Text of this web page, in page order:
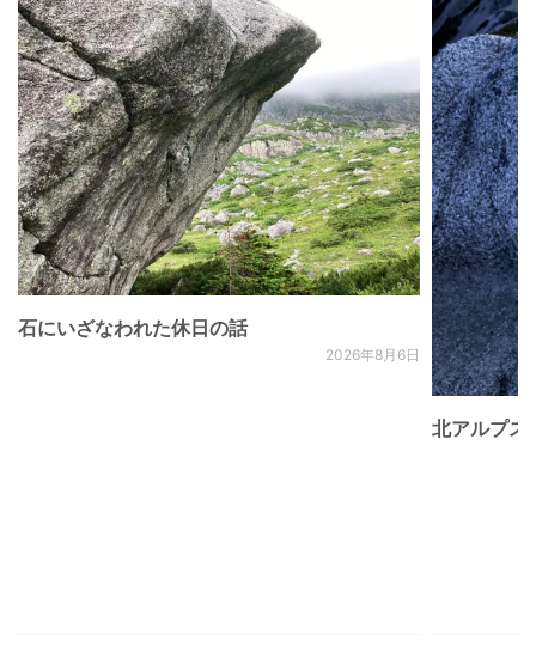
石にいざなわれた休日の話
2026年8月6日
北アルプ